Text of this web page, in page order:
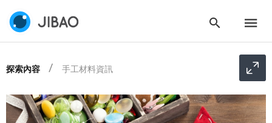
探索內容 手工材料資訊